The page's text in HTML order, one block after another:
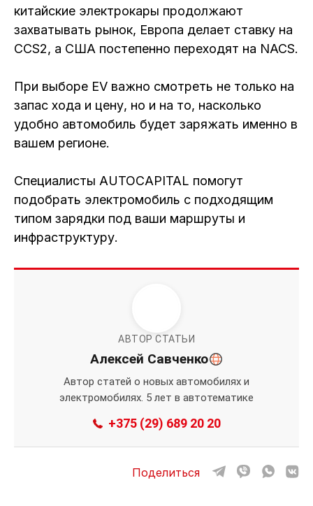
китайские электрокары продолжают
захватывать рынок, Европа делает ставку на
CCS2, а США постепенно переходят на NACS.
При выборе EV важно смотреть не только на
запас хода и цену, но и на то, насколько
удобно автомобиль будет заряжать именно в
вашем регионе.
Специалисты AUTOCAPITAL помогут
подобрать электромобиль с подходящим
типом зарядки под ваши маршруты и
инфраструктуру.
АВТОР СТАТЬИ
Алексей Савченко
Автор статей о новых автомобилях и
электромобилях. 5 лет в автотематике
+375 (29) 689 20 20
Поделиться